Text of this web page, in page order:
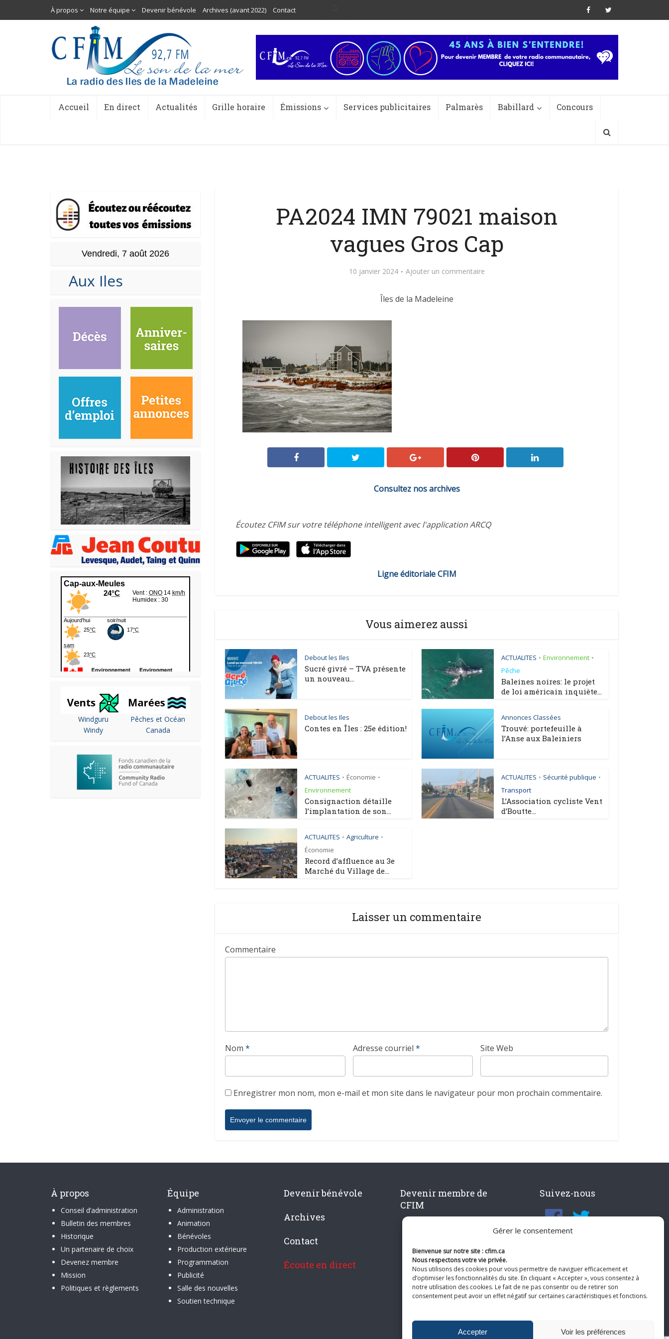
Gérer le consentement
Bienvenue sur notre site : cfim.ca
Nous respectons votre vie privée.
Nous utilisons des cookies pour vous permettre de naviguer efficacement et
d’optimiser les fonctionnalités du site. En cliquant « Accepter », vous consentez à
notre utilisation des cookies. Le fait de ne pas consentir ou de retirer son
consentement peut avoir un effet négatif sur certaines caractéristiques et fonctions.
Accepter Voir les préférences
À propos Notre équipe Devenir bénévole Archives (avant 2022) Contact
Accueil En direct Actualités Grille horaire Émissions Services publicitaires Palmarès Babillard Concours
Vendredi, 7 août 2026
Aux Iles
Windguru
Windy
Pêches et Océan
Canada
PA2024 IMN 79021 maison
vagues Gros Cap
10 janvier 2024 Ajouter un commentaire
Îles de la Madeleine
Consultez nos archives
Écoutez CFIM sur votre téléphone intelligent avec l'application ARCQ
Ligne éditoriale CFIM
Vous aimerez aussi
Debout les Iles
Sucré givré – TVA présente
un nouveau...
ACTUALITES • Environnement •
Pêche
Baleines noires: le projet
de loi américain inquiète...
Debout les Iles
Contes en Îles : 25e édition!
Annonces Classées
Trouvé: portefeuille à
l’Anse aux Baleiniers
ACTUALITES • Économie •
Environnement
Consignaction détaille
l’implantation de son...
ACTUALITES • Sécurité publique •
Transport
L’Association cycliste Vent
d’Boutte...
ACTUALITES • Agriculture •
Économie
Record d’affluence au 3e
Marché du Village de...
Laisser un commentaire
Commentaire
Nom * Adresse courriel * Site Web
Enregistrer mon nom, mon e-mail et mon site dans le navigateur pour mon prochain commentaire.
À propos
Conseil d’administration
Bulletin des membres
Historique
Un partenaire de choix
Devenez membre
Mission
Politiques et règlements
Équipe
Administration
Animation
Bénévoles
Production extérieure
Programmation
Publicité
Salle des nouvelles
Soutien technique
Devenir bénévole
Archives
Contact
Écoute en direct
Devenir membre de
CFIM
Suivez-nous